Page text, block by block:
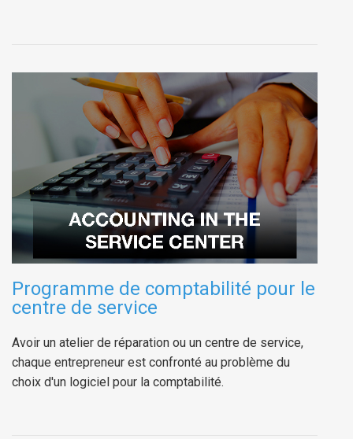
Programme de comptabilité pour le
centre de service
Avoir un atelier de réparation ou un centre de service,
chaque entrepreneur est confronté au problème du
choix d'un logiciel pour la comptabilité.